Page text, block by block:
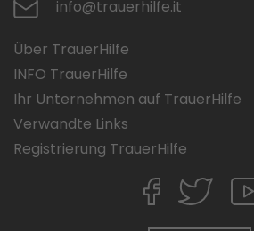
info@trauerhilfe.it
Über TrauerHilfe
INFO TrauerHilfe
Ihr Unternehmen auf TrauerHilfe
Verwandte Links
Registrierung TrauerHilfe